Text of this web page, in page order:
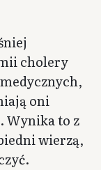
cholery
oni
Wynika to z
wierzą,